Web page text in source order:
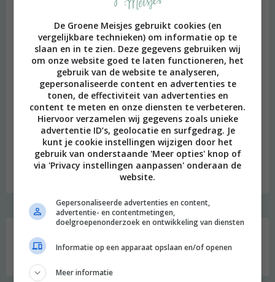
beeld: Ari Versluis
Hi, ik ben Merel! Ik neem je graag mee in mijn persoonlijke
onderzoek naar een duurzame en meer bewuste leefstijl.
Welkom op mijn blog!
Social media
De Groene Meisjes gebruikt cookies (en
vergelijkbare technieken) om informatie op te
slaan en in te zien. Deze gegevens gebruiken wij
om onze website goed te laten functioneren, het
gebruik van de website te analyseren,
gepersonaliseerde content en advertenties te
tonen, de effectiviteit van advertenties en
content te meten en onze diensten te verbeteren.
Hiervoor verzamelen wij gegevens zoals unieke
advertentie ID’s, geolocatie en surfgedrag. Je
kunt je cookie instellingen wijzigen door het
gebruik van onderstaande 'Meer opties' knop of
via 'Privacy instellingen aanpassen' onderaan de
website.
Gepersonaliseerde advertenties en content,
advertentie- en contentmetingen,
doelgroepenonderzoek en ontwikkeling van diensten
Informatie op een apparaat opslaan en/of openen
Meer informatie